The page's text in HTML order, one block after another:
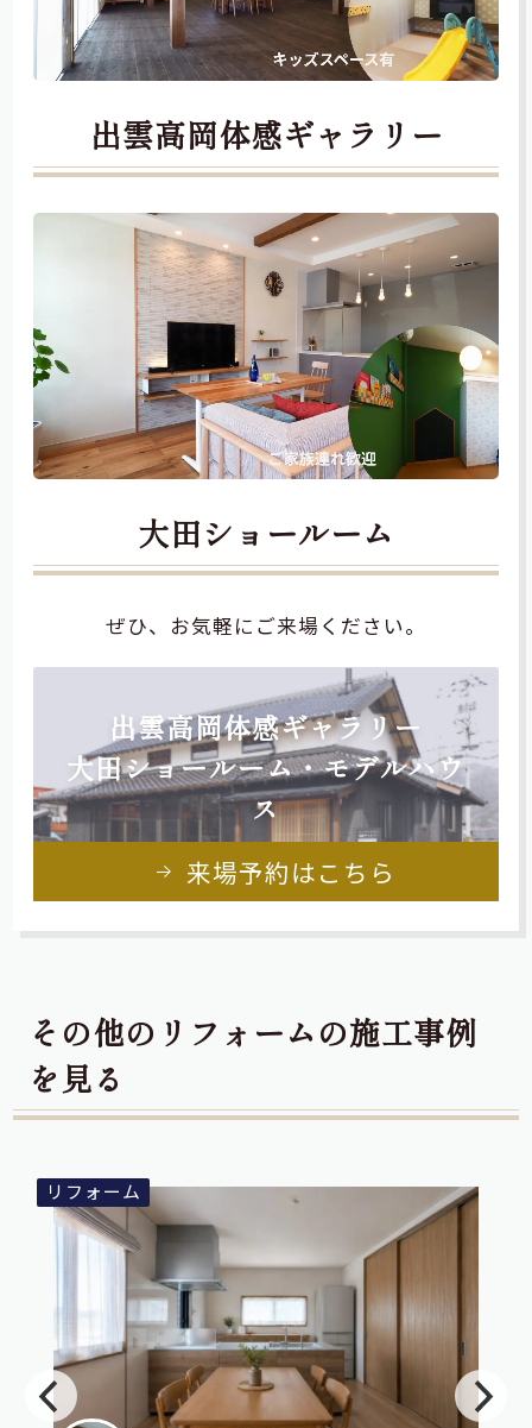
出雲高岡体感ギャラリー
大田ショールーム
ぜひ、お気軽にご来場ください。
出雲高岡体感ギャラリー
大田ショールーム・モデルハウ
ス
来場予約はこちら
その他のリフォームの施工事例
を見る
リフォーム